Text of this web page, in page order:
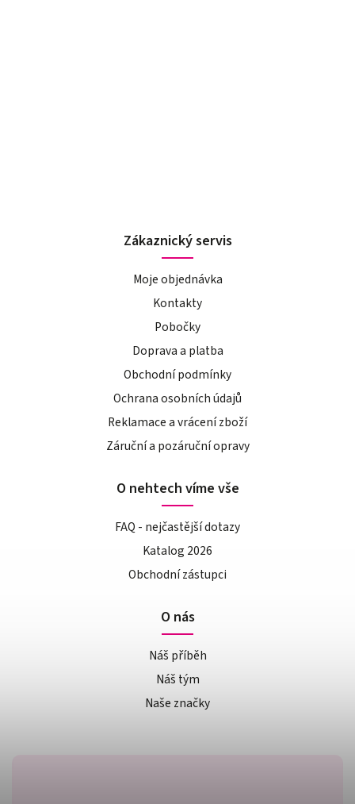
Zákaznický servis
Moje objednávka
Kontakty
Pobočky
Doprava a platba
Obchodní podmínky
Ochrana osobních údajů
Reklamace a vrácení zboží
Záruční a pozáruční opravy
O nehtech víme vše
FAQ - nejčastější dotazy
Katalog 2026
Obchodní zástupci
O nás
Náš příběh
Náš tým
Naše značky